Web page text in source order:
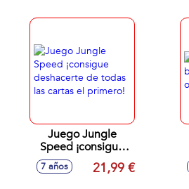
Juego Jungle
Speed ¡consigue
deshacerte de
todas las cartas el
7 años 21,99 €